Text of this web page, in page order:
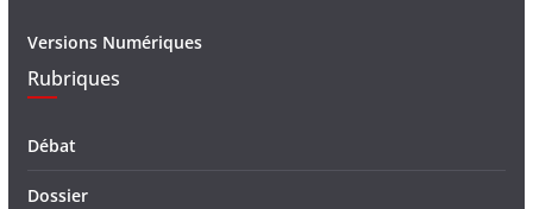
Versions Numériques
Rubriques
Débat
Dossier